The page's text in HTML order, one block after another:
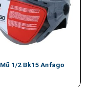
Mũ 1/2 Bk15 Anfago